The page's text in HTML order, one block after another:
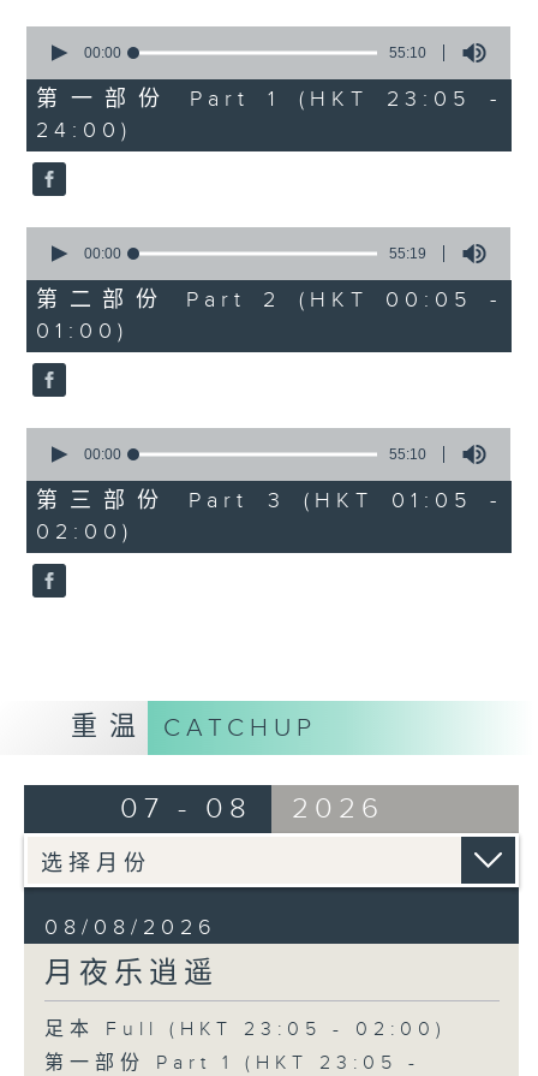
seconds
55
minutes,
10
seconds
00:00 55:10
第一部份 Part 1 (HKT 23:05 -
24:00)
seconds
55
minutes,
19
seconds
00:00 55:19
第二部份 Part 2 (HKT 00:05 -
01:00)
seconds
55
minutes,
10
seconds
00:00 55:10
第三部份 Part 3 (HKT 01:05 -
02:00)
重温 CATCHUP
07 - 08 2026
08/08/2026
月夜乐逍遥
足本 Full (HKT 23:05 - 02:00)
第一部份 Part 1 (HKT 23:05 -